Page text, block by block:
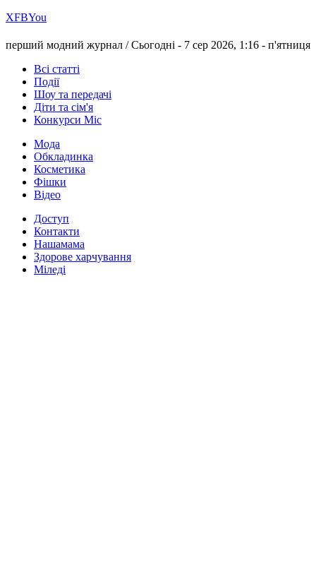
ХFBYou
перший модний журнал /Сьогодні - 7 сер 2026, 1:16 - п'ятниця
Всі статті
Події
Шоу та передачі
Діти та сім'я
Конкурси Міс
Мода
Обкладинка
Косметика
Фішки
Відео
Доступ
Контакти
Нашамама
Здорове харчування
Міледі